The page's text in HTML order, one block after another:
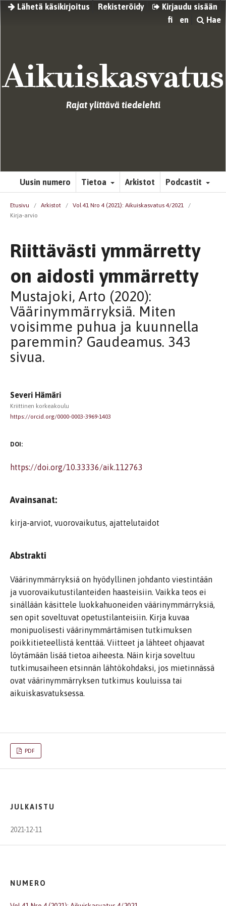
Lähetä käsikirjoitus Rekisteröidy
Kirjaudu sisään
fi
en Hae
Rajat ylittävä tiedelehti
Uusin numero Tietoa Arkistot Podcastit
Etusivu / Arkistot / Vol 41 Nro 4 (2021): Aikuiskasvatus 4/2021
/
Kirja-arvio
Riittävästi ymmärretty
on aidosti ymmärretty
Mustajoki, Arto (2020):
Väärinymmärryksiä. Miten
voisimme puhua ja kuunnella
paremmin? Gaudeamus. 343
sivua.
Severi Hämäri
Kriittinen korkeakoulu
https://orcid.org/0000-0003-3969-1403
DOI:
https://doi.org/10.33336/aik.112763
Avainsanat:
kirja-arviot, vuorovaikutus, ajattelutaidot
Abstrakti
Väärinymmärryksiä on hyödyllinen johdanto viestintään
ja vuorovaikutustilanteiden haasteisiin. Vaikka teos ei
sinällään käsittele luokkahuoneiden väärinymmärryksiä,
sen opit soveltuvat opetustilanteisiin. Kirja kuvaa
monipuolisesti väärinymmärtämisen tutkimuksen
poikkitieteellistä kenttää. Viitteet ja lähteet ohjaavat
löytämään lisää tietoa aiheesta. Näin kirja soveltuu
tutkimusaiheen etsinnän lähtökohdaksi, jos mietinnässä
ovat väärinymmärryksen tutkimus kouluissa tai
aikuiskasvatuksessa.
PDF
JULKAISTU
2021-12-11
NUMERO